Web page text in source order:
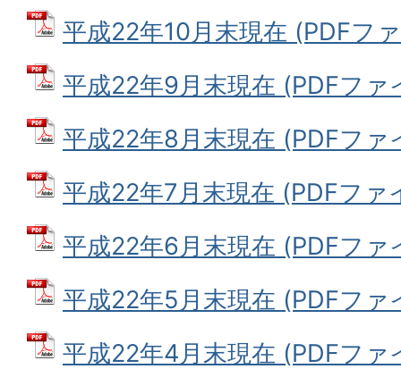
平成22年10月末現在 (PDFフ
平成22年9月末現在 (PDFフ
平成22年8月末現在 (PDFフ
平成22年7月末現在 (PDFフ
平成22年6月末現在 (PDFフ
平成22年5月末現在 (PDFフ
平成22年4月末現在 (PDFフ